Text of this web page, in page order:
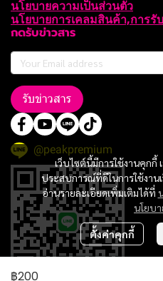
฿200
เว็บไซต์นี้มีการใช้งานคุก
ประสบการณ์ที่ดีในการใช้งาน
อ่านรายละเอียดเพิ่มเติมได้ที่
นโยบ
ตั้งค่าคุกกี้
นโยบายความเป็นส่วนตัว
นโยบายการเคลมสินค้า,การ
กดรับข่าวสาร
รับข่าวสาร
@peakpremium